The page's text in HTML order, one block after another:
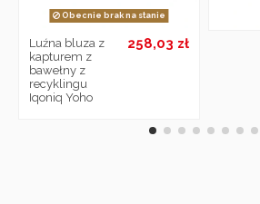
Obecnie brak na stanie
Luźna bluza z
kapturem z
bawełny z
recyklingu
Iqoniq Yoho
258,03 zł